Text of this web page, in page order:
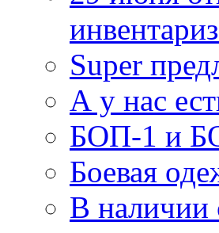
Super
А у нас
БОП-1 и
Боевая
В наличии